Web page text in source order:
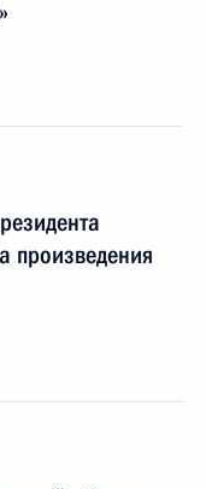
произведения